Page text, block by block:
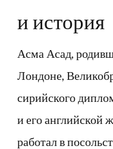
и история
Асма Асад,
Лондоне,
сирийского
и его английской
работал в